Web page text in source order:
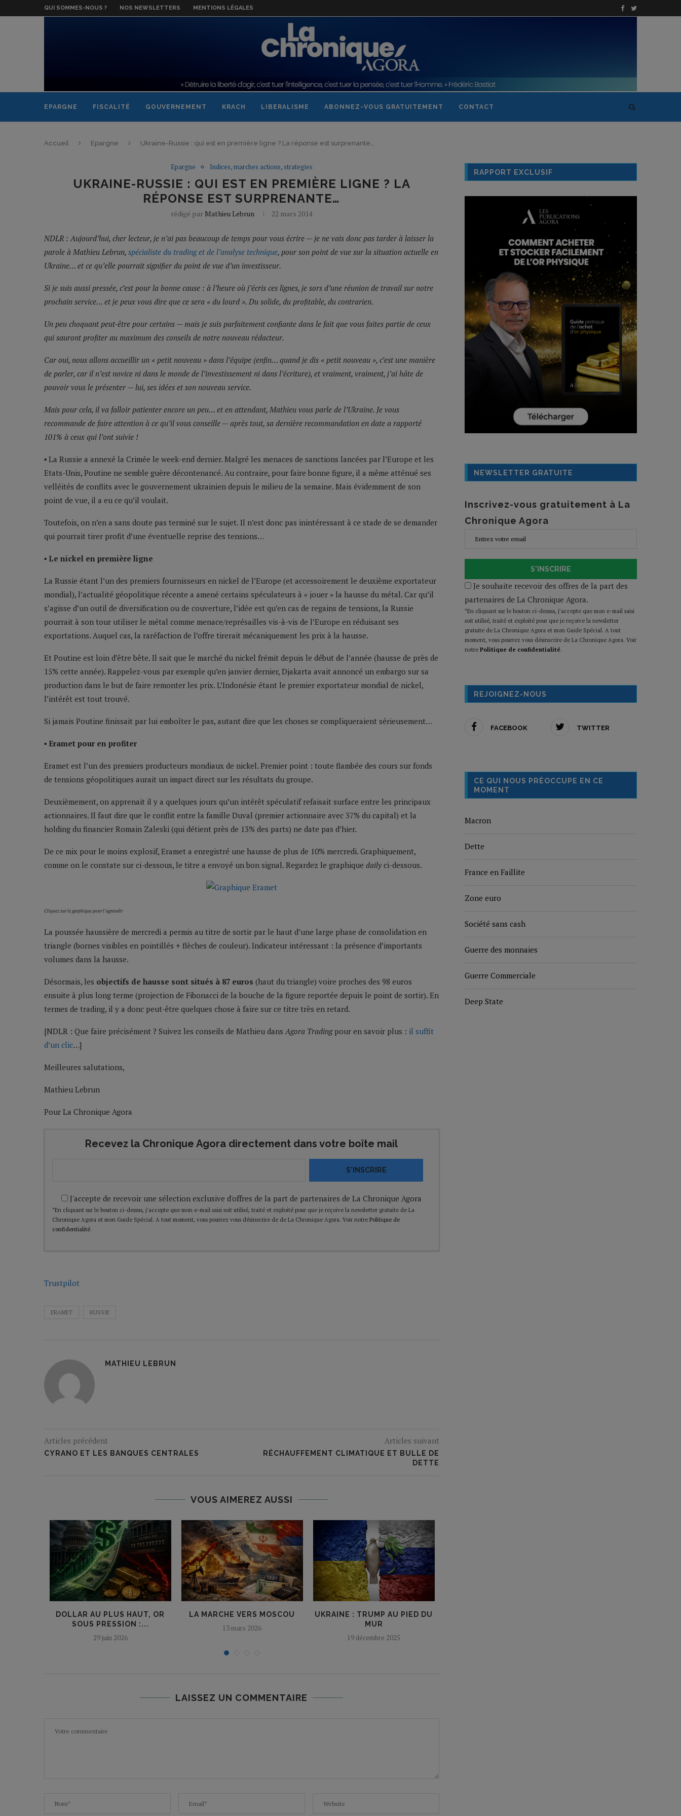
QUI SOMMES-NOUS ? NOS NEWSLETTERS MENTIONS LÉGALES
EPARGNE FISCALITÉ GOUVERNEMENT KRACH LIBERALISME ABONNEZ-VOUS GRATUITEMENT CONTACT
Accueil Epargne Ukraine-Russie : qui est en première ligne ? La réponse est surprenante…
Epargne Indices, marches actions, strategies
UKRAINE-RUSSIE : QUI EST EN PREMIÈRE LIGNE ? LA
RÉPONSE EST SURPRENANTE…
rédigé par Mathieu Lebrun 22 mars 2014
NDLR : Aujourd’hui, cher lecteur, je n’ai pas beaucoup de temps pour vous écrire — je ne vais donc pas tarder à laisser la
parole à Mathieu Lebrun, spécialiste du trading et de l’analyse technique, pour son point de vue sur la situation actuelle en
Ukraine… et ce qu’elle pourrait signifier du point de vue d’un investisseur.
Si je suis aussi pressée, c’est pour la bonne cause : à l’heure où j’écris ces lignes, je sors d’une réunion de travail sur notre
prochain service… et je peux vous dire que ce sera « du lourd ». Du solide, du profitable, du contrarien.
Un peu choquant peut-être pour certains — mais je suis parfaitement confiante dans le fait que vous faites partie de ceux
qui sauront profiter au maximum des conseils de notre nouveau rédacteur.
Car oui, nous allons accueillir un « petit nouveau » dans l’équipe (enfin… quand je dis « petit nouveau », c’est une manière
de parler, car il n’est novice ni dans le monde de l’investissement ni dans l’écriture), et vraiment, vraiment, j’ai hâte de
pouvoir vous le présenter — lui, ses idées et son nouveau service.
Mais pour cela, il va falloir patienter encore un peu… et en attendant, Mathieu vous parle de l’Ukraine. Je vous
recommande de faire attention à ce qu’il vous conseille — après tout, sa dernière recommandation en date a rapporté
101% à ceux qui l’ont suivie !
▪ La Russie a annexé la Crimée le week-end dernier. Malgré les menaces de sanctions lancées par l’Europe et les
Etats-Unis, Poutine ne semble guère décontenancé. Au contraire, pour faire bonne figure, il a même atténué ses
velléités de conflits avec le gouvernement ukrainien depuis le milieu de la semaine. Mais évidemment de son
point de vue, il a eu ce qu’il voulait.
Toutefois, on n’en a sans doute pas terminé sur le sujet. Il n’est donc pas inintéressant à ce stade de se demander
qui pourrait tirer profit d’une éventuelle reprise des tensions…
▪ Le nickel en première ligne
La Russie étant l’un des premiers fournisseurs en nickel de l’Europe (et accessoirement le deuxième exportateur
mondial), l’actualité géopolitique récente a amené certains spéculateurs à « jouer » la hausse du métal. Car qu’il
s’agisse d’un outil de diversification ou de couverture, l’idée est qu’en cas de regains de tensions, la Russie
pourrait à son tour utiliser le métal comme menace/représailles vis-à-vis de l’Europe en réduisant ses
exportations. Auquel cas, la raréfaction de l’offre tirerait mécaniquement les prix à la hausse.
Et Poutine est loin d’être bête. Il sait que le marché du nickel frémit depuis le début de l’année (hausse de près de
15% cette année). Rappelez-vous par exemple qu’en janvier dernier, Djakarta avait annoncé un embargo sur sa
production dans le but de faire remonter les prix. L’Indonésie étant le premier exportateur mondial de nickel,
l’intérêt est tout trouvé.
Si jamais Poutine finissait par lui emboîter le pas, autant dire que les choses se compliqueraient sérieusement…
▪ Eramet pour en profiter
Eramet est l’un des premiers producteurs mondiaux de nickel. Premier point : toute flambée des cours sur fonds
de tensions géopolitiques aurait un impact direct sur les résultats du groupe.
Deuxièmement, on apprenait il y a quelques jours qu’un intérêt spéculatif refaisait surface entre les principaux
actionnaires. Il faut dire que le conflit entre la famille Duval (premier actionnaire avec 37% du capital) et la
holding du financier Romain Zaleski (qui détient près de 13% des parts) ne date pas d’hier.
De ce mix pour le moins explosif, Eramet a enregistré une hausse de plus de 10% mercredi. Graphiquement,
comme on le constate sur ci-dessous, le titre a envoyé un bon signal. Regardez le graphique daily ci-dessous.
Cliquez sur le garphique pour l’agrandir
La poussée haussière de mercredi a permis au titre de sortir par le haut d’une large phase de consolidation en
triangle (bornes visibles en pointillés + flèches de couleur). Indicateur intéressant : la présence d’importants
volumes dans la hausse.
Désormais, les objectifs de hausse sont situés à 87 euros (haut du triangle) voire proches des 98 euros
ensuite à plus long terme (projection de Fibonacci de la bouche de la figure reportée depuis le point de sortir). En
termes de trading, il y a donc peut-être quelques chose à faire sur ce titre très en retard.
[NDLR : Que faire précisément ? Suivez les conseils de Mathieu dansAgora Tradingpour en savoir plus : il suffit
d’un clic…]
Meilleures salutations,
Mathieu Lebrun
Pour La Chronique Agora
Recevez la Chronique Agora directement dans votre boîte mail
S'INSCRIRE
J'accepte de recevoir une sélection exclusive d'offres de la part de partenaires de La Chronique Agora
*En cliquant sur le bouton ci-dessus, j’accepte que mon e-mail saisi soit utilisé, traité et exploité pour que je reçoive la newsletter gratuite de La
Chronique Agora et mon Guide Spécial. A tout moment, vous pourrez vous désinscrire de de La Chronique Agora. Voir notre Politique de
confidentialité.
Trustpilot
ERAMET RUSSIE
MATHIEU LEBRUN
Articles précédent
CYRANO ET LES BANQUES CENTRALES
Articles suivant
RÉCHAUFFEMENT CLIMATIQUE ET BULLE DE
DETTE
VOUS AIMEREZ AUSSI
DOLLAR AU PLUS HAUT, OR
SOUS PRESSION :...
29 juin 2026
LA MARCHE VERS MOSCOU
13 mars 2026
UKRAINE : TRUMP AU PIED DU
MUR
19 décembre 2025
LAISSEZ UN COMMENTAIRE
RAPPORT EXCLUSIF
NEWSLETTER GRATUITE
Inscrivez-vous gratuitement à La
Chronique Agora
S'INSCRIRE
Je souhaite recevoir des offres de la part des
partenaires de La Chronique Agora.
*En cliquant sur le bouton ci-dessus, j’accepte que mon e-mail saisi
soit utilisé, traité et exploité pour que je reçoive la newsletter
gratuite de La Chronique Agora et mon Guide Spécial. A tout
moment, vous pourrez vous désinscrire de La Chronique Agora. Voir
notre Politique de confidentialité.
REJOIGNEZ-NOUS
FACEBOOK TWITTER
CE QUI NOUS PRÉOCCUPE EN CE
MOMENT
Macron
Dette
France en Faillite
Zone euro
Société sans cash
Guerre des monnaies
Guerre Commerciale
Deep State